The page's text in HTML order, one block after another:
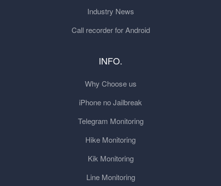
Industry News
Call recorder for Android
INFO.
Why Choose us
iPhone no Jailbreak
Telegram Monitoring
Hike Monitoring
Kik Monitoring
Line Monitoring